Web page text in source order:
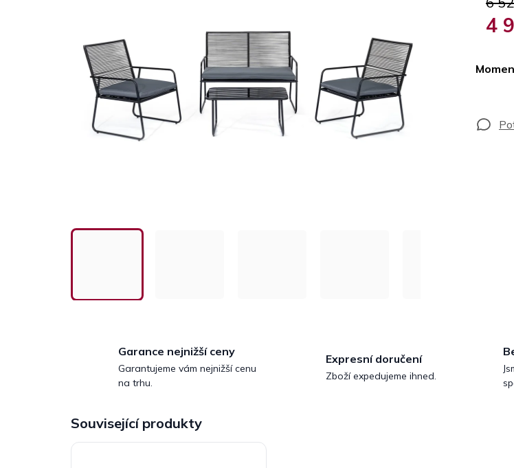
4
Garance nejnižší ceny
Garantujeme vám nejnižší cenu
na trhu.
Expresní doručení
Zboží expedujeme ihned.
Související produkty